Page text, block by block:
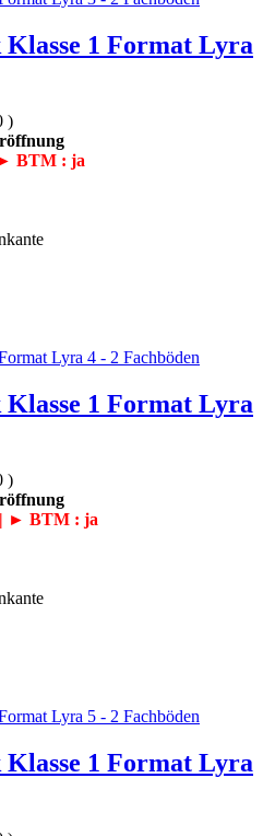
1 Format Lyra
)
BTM : ja
1 Format Lyra
)
| ► BTM : ja
1 Format Lyra